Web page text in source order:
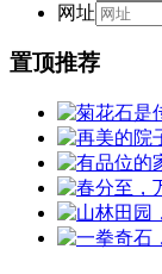
网址
置顶推荐